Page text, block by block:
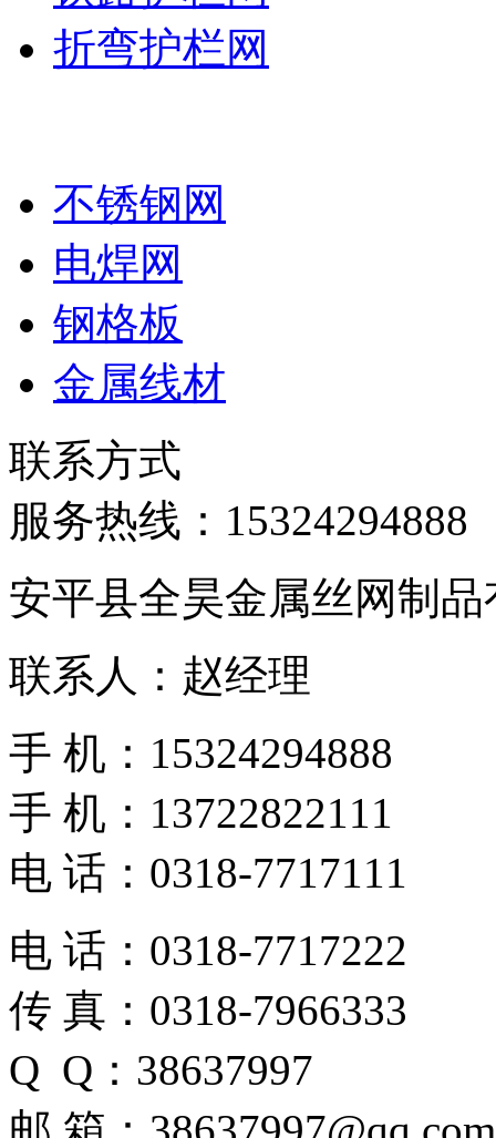
折弯护栏网
不锈钢网
电焊网
钢格板
金属线材
联系方式
服务热线： 15324294888
安平县全昊金属丝网制
联系人：赵经理
手 机：15324294888
手 机：13722822111
电 话：0318-7717111
电 话：0318-7717222
传 真：0318-7966333
Q Q：38637997